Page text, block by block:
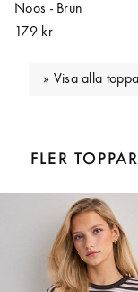
Noos - Brun
179 kr
Visa alla
FLER